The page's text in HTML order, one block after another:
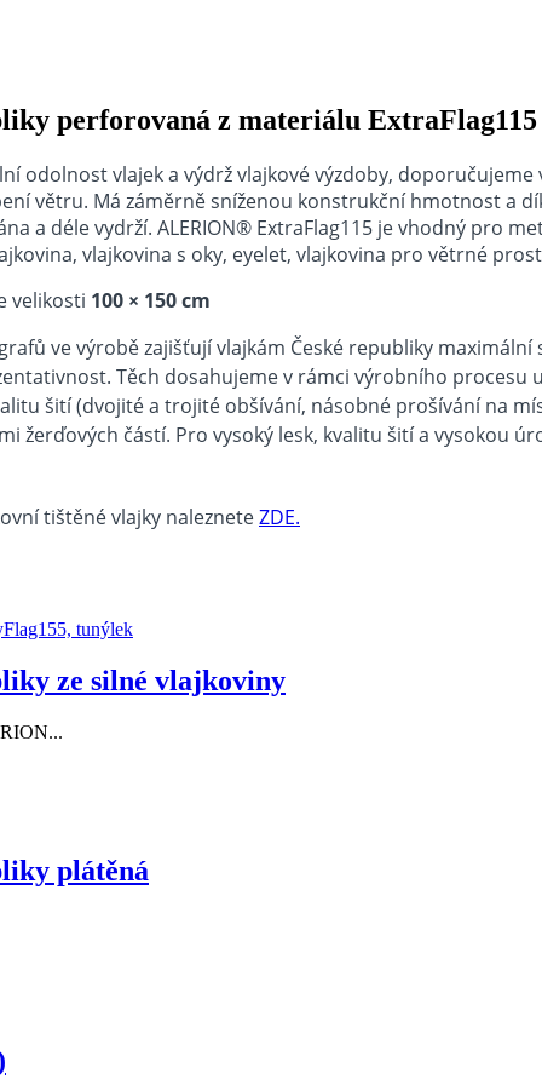
perforovaná z materiálu ExtraFlag115
odolnost vlajek a výdrž vlajkové výzdoby,
větru. Má záměrně sníženou konstrukční hmotnost a
a déle vydrží. ALERION® ExtraFlag115 je vhodný pro
vlajkovina s oky, eyelet, vlajkovina pro větrné
velikosti 100 × 150 cm
ve výrobě zajišťují vlajkám České republiky
Těch dosahujeme v rámci výrobního
šití (dvojité a trojité obšívání, násobné prošívání na
částí. Pro vysoký lesk, kvalitu šití a vysokou
tištěné vlajky nalezneteZDE.
ze silné vlajkoviny
plátěná